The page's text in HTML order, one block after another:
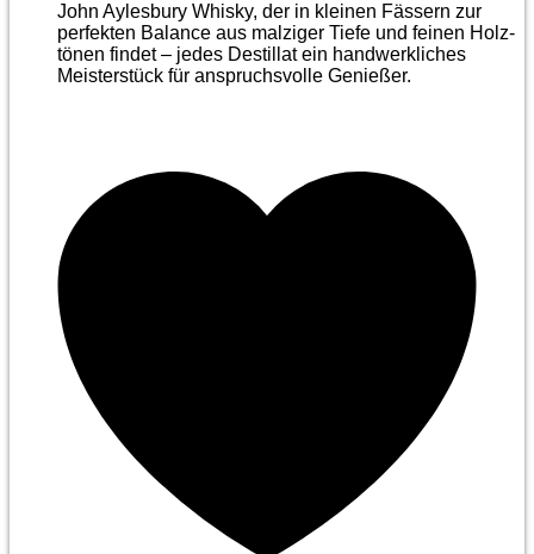
John Aylesbury Whisky, der in kleinen Fässern zur
perfekten Balance aus malziger Tiefe und feinen Holz­
tönen findet – jedes Destillat ein handwerkliches
Meister­stück für anspruchsvolle Genießer.